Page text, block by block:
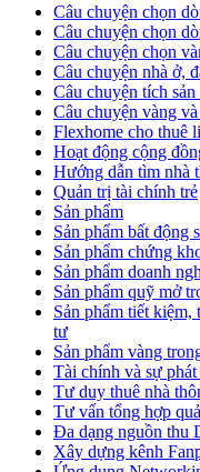
Câu chuyện chọn
Câu chuyện chọn
Câu chuyện chọn
Câu chuyện nhà ở,
Câu chuyện tích
Câu chuyện vàng
Flexhome cho thuê
Hoạt động cộng
Hướng dẫn tìm nhà
Quản trị tài chính trẻ
Sản phẩm
Sản phẩm bất động
Sản phẩm chứng
Sản phẩm doanh
Sản phẩm quỹ mở
Sản phẩm tiết kiệm,
tư
Sản phẩm vàng
Tài chính và sự phát
Tư duy thuê nhà
Tư vấn tổng hợp
Đa dạng nguồn thu
Xây dựng kênh